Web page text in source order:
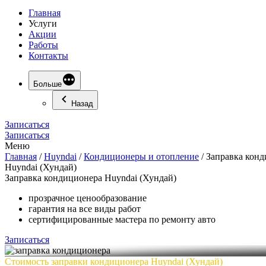
Главная
Услуги
Акции
Работы
Контакты
Больше
Назад
Записаться
Записаться
Меню
Главная /Huyndai /Кондиционеры и отопление /Заправка
Huyndai (Хундай)
Заправка кондиционера Huyndai (Хундай)
прозрачное ценообразование
гарантия на все виды работ
сертифицированные мастера по ремонту авто
Записаться
Стоимость заправки кондиционера Huyndai (Хундай)